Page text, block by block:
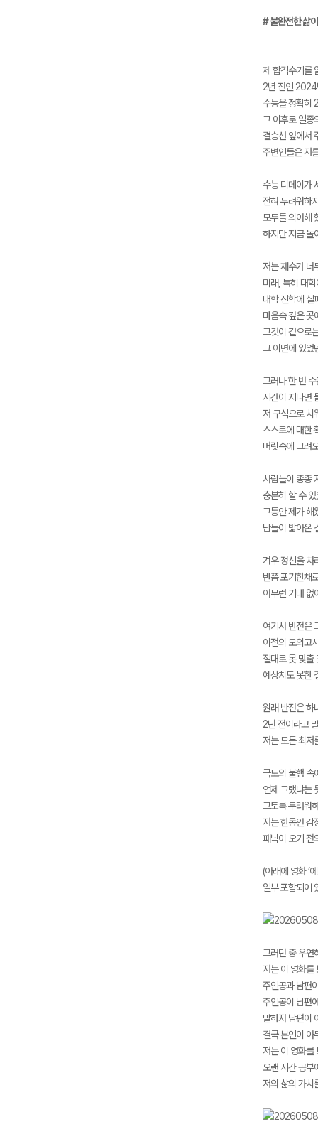
# 불완전한 삶
제 합격수기를
2년 전인 2024
수능을 정확히
그 이후로 일종
결승선 앞에서
주변인들은 저
수능 디데이가
전혀 두려워하
모두들 의아해
하지만 지금 돌
저는 재수가 너
미래, 특히 대
대학 진학에 실
마음속 깊은 곳
그것이 겉으로
그 이면에 있었
그러나 한 번
시간이 지나면
저 구석으로 치
스스로에 대한
머릿속에 그려
사람들이 종종
충분히 할 수
그동안 제가 해
남들이 밟아온
겨우 정신을 차
반쯤 포기한채
아무런 기대 없
여기서 반전은
이전의 모의고
절대로 못 맞출
예상치도 못한
원래 반전은 하
2년 전이라고
저는 모든 최저
극도의 불행 속
언제 그랬냐는
그토록 두려워
저는 한동안 감
패닉이 오기 전
(아래에 영화 ’
일부 포함되어
그러던 중 우연
저는 이 영화를
주인공과 남편
주인공이 남편
말하자 남편이
결국 본인이 아
저는 이 영화를
오랜 시간 공부
저의 삶의 가치